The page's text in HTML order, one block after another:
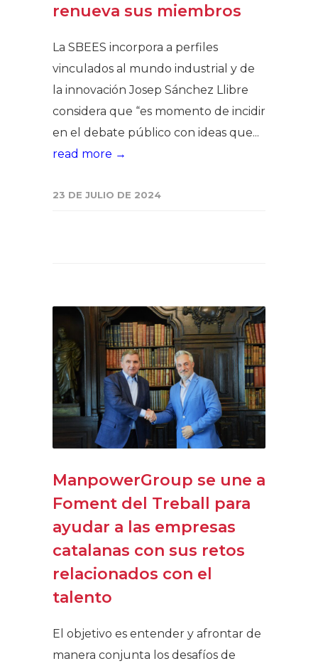
renueva sus miembros
La SBEES incorpora a perfiles
vinculados al mundo industrial y de
la innovación Josep Sánchez Llibre
considera que “es momento de incidir
en el debate público con ideas que...
read more →
23 DE JULIO DE 2024
ManpowerGroup se une a
Foment del Treball para
ayudar a las empresas
catalanas con sus retos
relacionados con el
talento
El objetivo es entender y afrontar de
manera conjunta los desafíos de